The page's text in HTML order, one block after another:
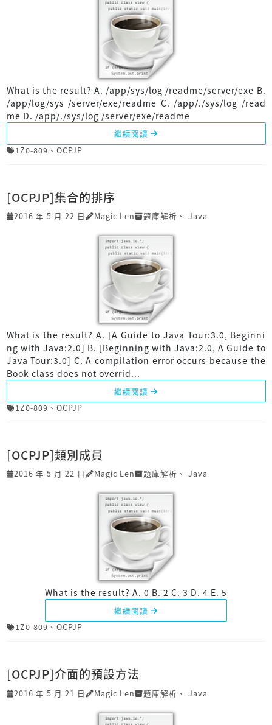
What is the result? A. /app/sys/log /readme/server/exe B.
/app/log/sys /server/exe/readme C. /app/./sys/log /read
me D. /app/./sys/log /server/exe/readme
繼續閱讀
1Z0-809 、 OCPJP
[OCPJP]集合的排序
2016 年 5 月 22 日 Magic Len 題庫解析 、 Java
What is the result? A. [A Guide to Java Tour:3.0, Beginni
ng with Java:2.0] B. [Beginning with Java:2.0, A Guide to
Java Tour:3.0] C. A compilation error occurs because the
Book class does not overrid...
繼續閱讀
1Z0-809 、 OCPJP
[OCPJP]類別成員
2016 年 5 月 22 日 Magic Len 題庫解析 、 Java
What is the result? A. 0 B. 2 C. 3 D. 4 E. 5
繼續閱讀
1Z0-809 、 OCPJP
[OCPJP]介面的預設方法
2016 年 5 月 21 日 Magic Len 題庫解析 、 Java